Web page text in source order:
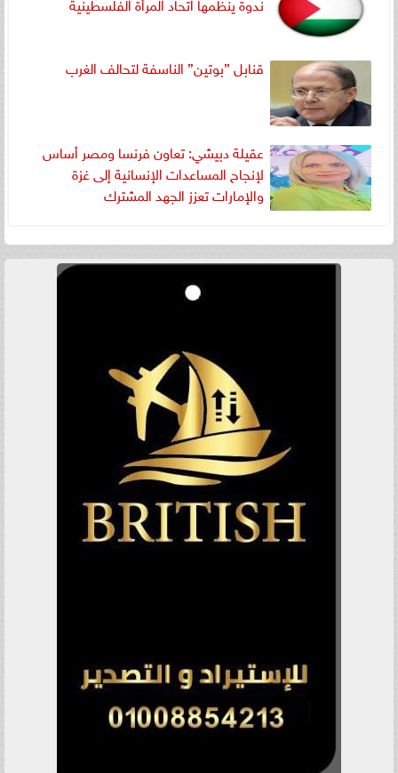
قنابل ”بوتين” الناسفة لتحالف الغرب
عقيلة دبيشي: تعاون فرنسا ومصر أساس
لإنجاح المساعدات الإنسانية إلى غزة
والإمارات تعزز الجهد المشترك